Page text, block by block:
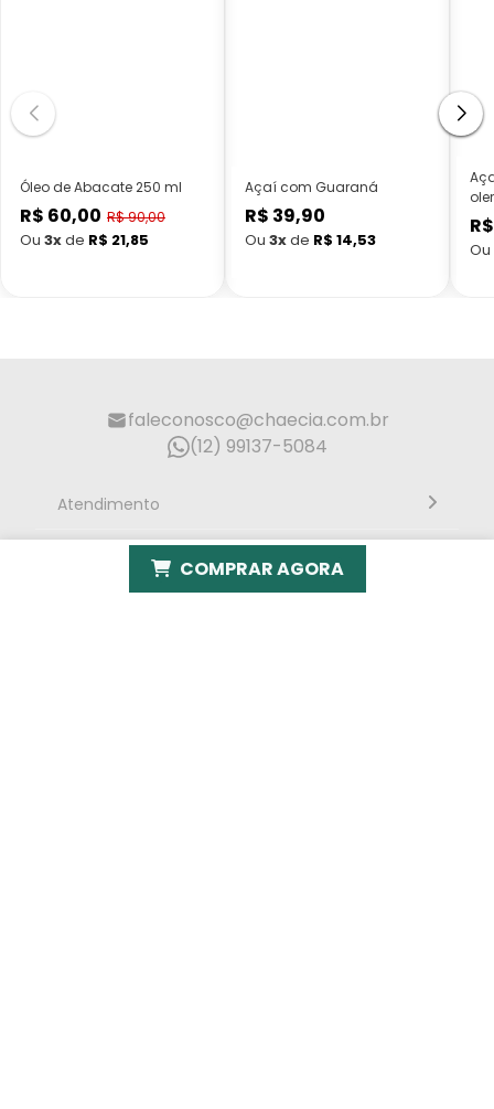
COMPRAR AGORA
Óleo de Abacate 250 ml
Preço
promocional
R$ 60,00
Preço
normal
R$ 90,00
Ou 3xde R$ 21,85
Açaí com Guaraná
Preço
normal
R$ 39,90
Ou 3xde R$ 14,53 Ou
faleconosco@chaecia.com.br
(12) 99137-5084
Atendimento
Segunda à sexta, 10h às 18h - Horário de Brasília
Endereço
Institucional